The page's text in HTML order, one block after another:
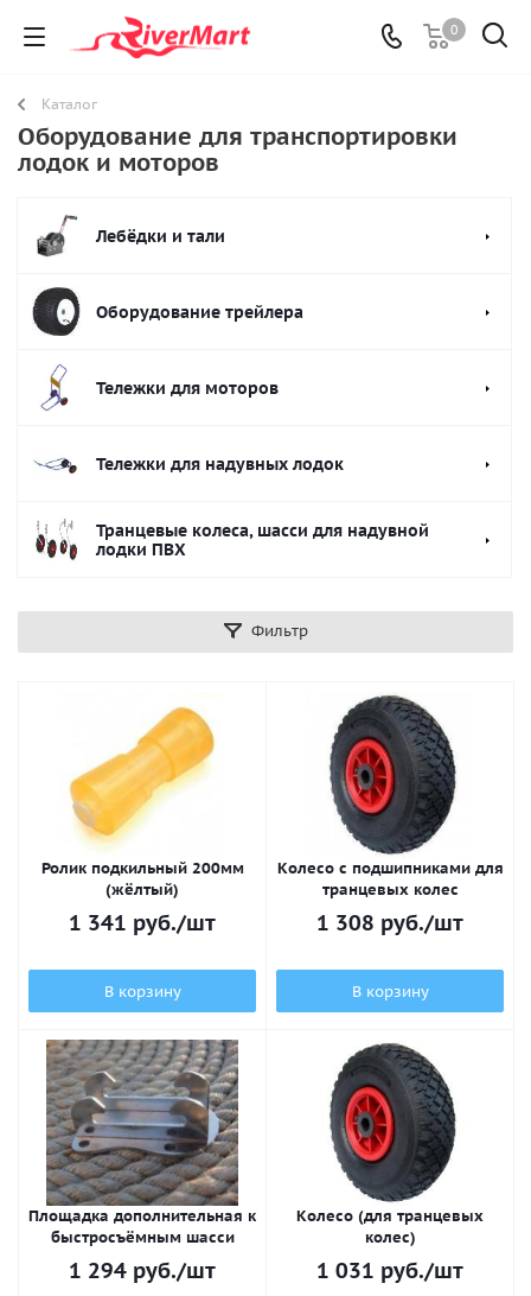
0
Каталог
Оборудование для транспортировки
лодок и моторов
Лебёдки и тали
Оборудование трейлера
Тележки для моторов
Тележки для надувных лодок
Транцевые колеса, шасси для надувной
лодки ПВХ
Фильтр
Ролик подкильный 200мм
(жёлтый)
1 341 руб./шт
В корзину
Колесо с подшипниками для
транцевых колес
1 308 руб./шт
В корзину
Площадка дополнительная к
быстросъёмным шасси
1 294 руб./шт
Колесо (для транцевых
колес)
1 031 руб./шт